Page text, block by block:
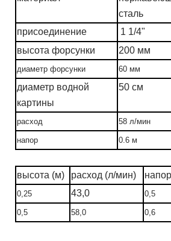
сталь
присоединение
1 1/4"
высота форсунки
200 мм
диаметр форсунки 60 мм
диаметр водной
картины
50 см
расход 58 л/мин
напор 0.6 м
высота (м) расход (л/мин)
0,25 43,0 0,5
0,5 58,0 0,6